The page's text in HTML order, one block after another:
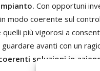
Con opportuni
modo coerente sul
più vigorosi a
avanti con un
soluzioni in